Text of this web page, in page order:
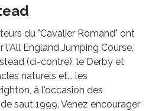
du "Cavalier Romand" ont
England Jumping Course,
(ci-contre), le Derby et
naturels et... les
à l'occasion des
saut 1999. Venez encourager